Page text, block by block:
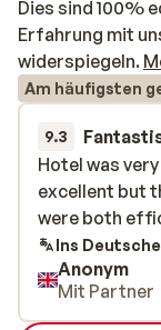
Dies sind 100%
Erfahrung mit
widerspiegeln.
Am häufigsten
9.3
Hotel was
excellent but
were both
Hotel was
excellent but
were both
Ins
Anonym
Mit Partner